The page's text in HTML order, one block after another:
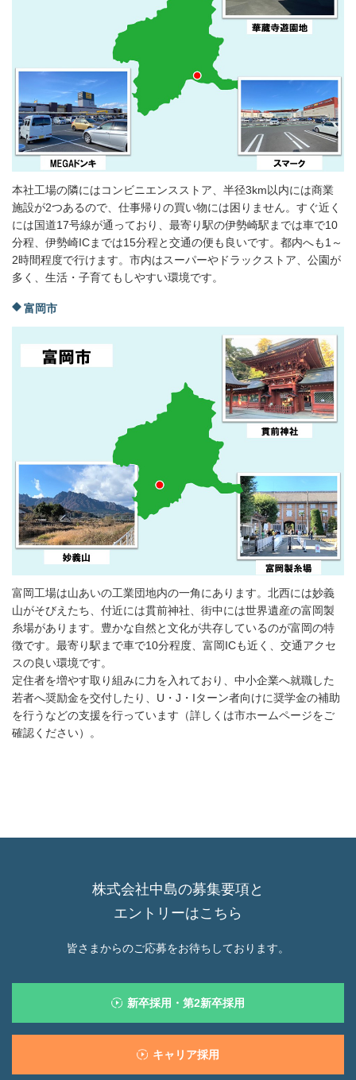
本社工場の隣にはコンビニエンスストア、半径3km以内には商業
施設が2つあるので、仕事帰りの買い物には困りません。すぐ近く
には国道17号線が通っており、最寄り駅の伊勢崎駅までは車で10
分程、伊勢崎ICまでは15分程と交通の便も良いです。都内へも1～
2時間程度で行けます。市内はスーパーやドラックストア、公園が
多く、生活・子育てもしやすい環境です。
富岡市
富岡工場は山あいの工業団地内の一角にあります。北西には妙義
山がそびえたち、付近には貫前神社、街中には世界遺産の富岡製
糸場があります。豊かな自然と文化が共存しているのが富岡の特
徴です。最寄り駅まで車で10分程度、富岡ICも近く、交通アクセ
スの良い環境です。
定住者を増やす取り組みに力を入れており、中小企業へ就職した
若者へ奨励金を交付したり、U・J・Iターン者向けに奨学金の補助
を行うなどの支援を行っています（詳しくは市ホームページをご
確認ください）。
株式会社中島の募集要項と
エントリーはこちら
皆さまからのご応募をお待ちしております。
新卒採用・第2新卒採用
キャリア採用